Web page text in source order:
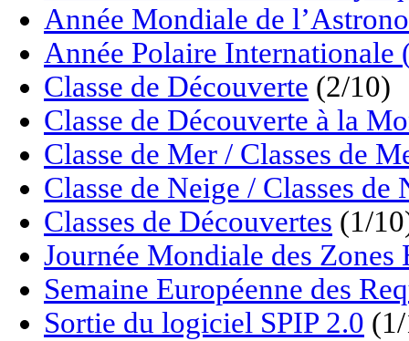
Année Mondiale de
Année Polaire Internationale
Classe de Découverte (2/10)
Classe de Découverte à la
Classe de Mer / Classes de
Classe de Neige / Classes de
Classes de Découvertes (1/
Journée Mondiale des
Semaine Européenne des
Sortie du logiciel SPIP 2.0